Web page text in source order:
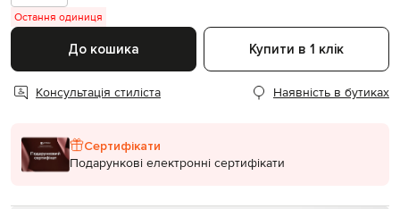
Остання одиниця
До кошика Купити в 1 клік
Консультація стиліста Наявність в бутиках
Сертифікати
Подарункові електронні сертифікати